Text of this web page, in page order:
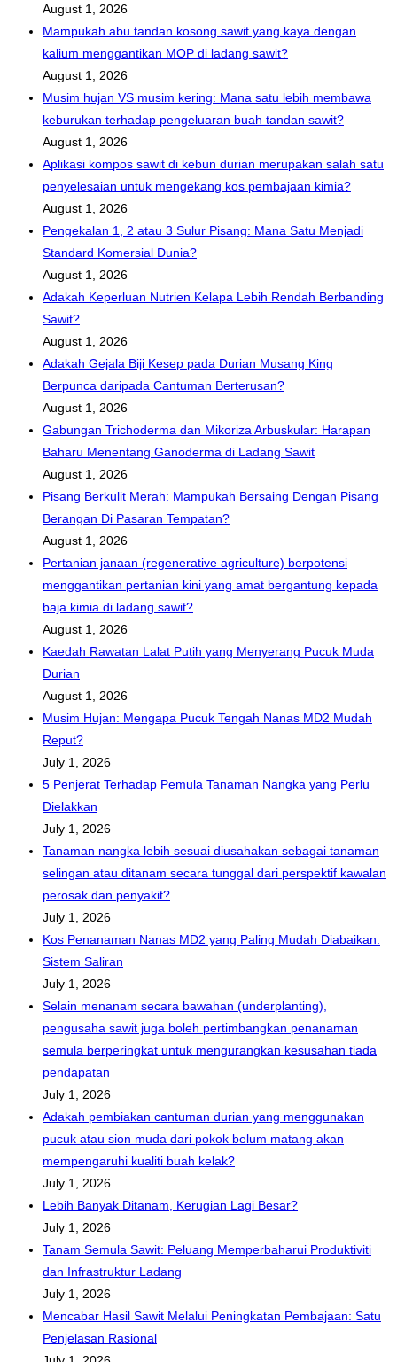
August 1, 2026
Mampukah abu tandan kosong sawit yang kaya dengan
kalium menggantikan MOP di ladang sawit?
August 1, 2026
Musim hujan VS musim kering: Mana satu lebih membawa
keburukan terhadap pengeluaran buah tandan sawit?
August 1, 2026
Aplikasi kompos sawit di kebun durian merupakan salah satu
penyelesaian untuk mengekang kos pembajaan kimia?
August 1, 2026
Pengekalan 1, 2 atau 3 Sulur Pisang: Mana Satu Menjadi
Standard Komersial Dunia?
August 1, 2026
Adakah Keperluan Nutrien Kelapa Lebih Rendah Berbanding
Sawit?
August 1, 2026
Adakah Gejala Biji Kesep pada Durian Musang King
Berpunca daripada Cantuman Berterusan?
August 1, 2026
Gabungan Trichoderma dan Mikoriza Arbuskular: Harapan
Baharu Menentang Ganoderma di Ladang Sawit
August 1, 2026
Pisang Berkulit Merah: Mampukah Bersaing Dengan Pisang
Berangan Di Pasaran Tempatan?
August 1, 2026
Pertanian janaan (regenerative agriculture) berpotensi
menggantikan pertanian kini yang amat bergantung kepada
baja kimia di ladang sawit?
August 1, 2026
Kaedah Rawatan Lalat Putih yang Menyerang Pucuk Muda
Durian
August 1, 2026
Musim Hujan: Mengapa Pucuk Tengah Nanas MD2 Mudah
Reput?
July 1, 2026
5 Penjerat Terhadap Pemula Tanaman Nangka yang Perlu
Dielakkan
July 1, 2026
Tanaman nangka lebih sesuai diusahakan sebagai tanaman
selingan atau ditanam secara tunggal dari perspektif kawalan
perosak dan penyakit?
July 1, 2026
Kos Penanaman Nanas MD2 yang Paling Mudah Diabaikan:
Sistem Saliran
July 1, 2026
Selain menanam secara bawahan (underplanting),
pengusaha sawit juga boleh pertimbangkan penanaman
semula berperingkat untuk mengurangkan kesusahan tiada
pendapatan
July 1, 2026
Adakah pembiakan cantuman durian yang menggunakan
pucuk atau sion muda dari pokok belum matang akan
mempengaruhi kualiti buah kelak?
July 1, 2026
Lebih Banyak Ditanam, Kerugian Lagi Besar?
July 1, 2026
Tanam Semula Sawit: Peluang Memperbaharui Produktiviti
dan Infrastruktur Ladang
July 1, 2026
Mencabar Hasil Sawit Melalui Peningkatan Pembajaan: Satu
Penjelasan Rasional